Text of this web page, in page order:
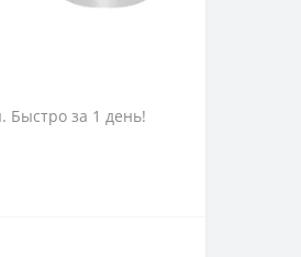
Быстро за 1 день!